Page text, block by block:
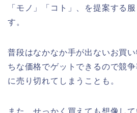
「モノ」「コト」、を提案する
す。
普段はなかなか手が出ないお買
ちな価格でゲットできるので競争
に売り切れてしまうことも。
また、せっかく買えても想像し